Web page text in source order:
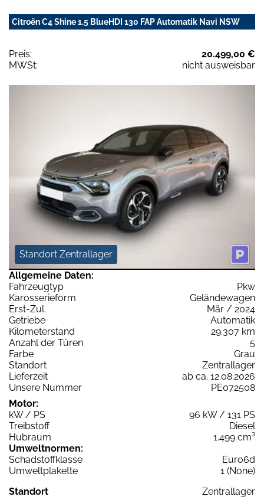
Citroën C4 Shine 1.5 BlueHDI 130 FAP Automatik Navi NSW
Preis:
20.499,00 €
MWSt:
nicht ausweisbar
Standort Zentrallager
Allgemeine Daten:
Fahrzeugtyp
Pkw
Karosserieform
Geländewagen
Erst-Zul.
Mär / 2024
Getriebe
Automatik
Kilometerstand
29.307 km
Anzahl der Türen
5
Farbe
Grau
Standort
Zentrallager
Lieferzeit
ab ca. 12.08.2026
Unsere Nummer
PE072508
Motor:
kW / PS
96 kW / 131 PS
Treibstoff
Diesel
Hubraum
1.499 cm³
Umweltnormen:
Schadstoffklasse
Euro6d
Umweltplakette
1 (None)
Standort
Zentrallager